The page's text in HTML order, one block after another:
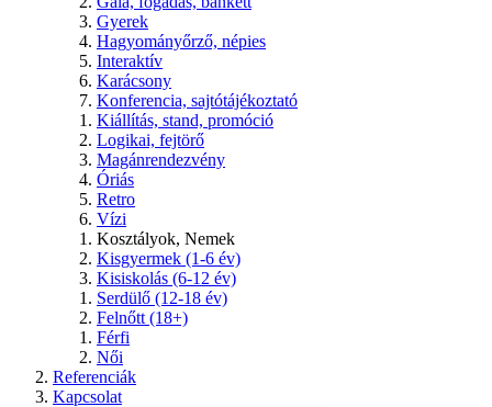
Gyerek
Hagyományőrző, népies
Interaktív
Karácsony
Konferencia, sajtótájékoztató
Kiállítás, stand, promóció
Logikai, fejtörő
Magánrendezvény
Óriás
Retro
Vízi
Kosztályok, Nemek
Kisgyermek (1-6 év)
Kisiskolás (6-12 év)
Serdülő (12-18 év)
Felnőtt (18+)
Férfi
Női
Referenciák
Kapcsolat